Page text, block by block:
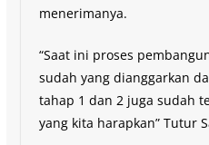
menerimanya.
“Saat ini proses
sudah yang dianggarkan
tahap 1 dan 2 juga sudah
yang kita harapkan” Tutur